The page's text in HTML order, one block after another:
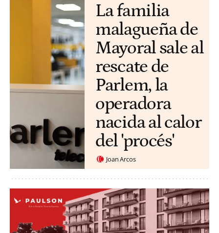
La familia
malagueña de
Mayoral sale al
rescate de
Parlem, la
operadora
nacida al calor
del 'procés'
Joan Arcos